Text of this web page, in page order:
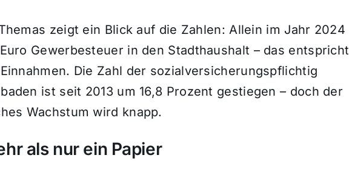
zeigt ein Blick auf die Zahlen: Allein im Jahr 2024
Gewerbesteuer in den Stadthaushalt – das entspricht
Die Zahl der sozialversicherungspflichtig
ist seit 2013 um 16,8 Prozent gestiegen – doch der
Wachstum wird knapp.
als nur ein Papier